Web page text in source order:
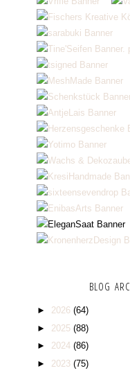
BLOG
► 2026 (64)
► 2025 (88)
► 2024 (86)
► 2023 (75)